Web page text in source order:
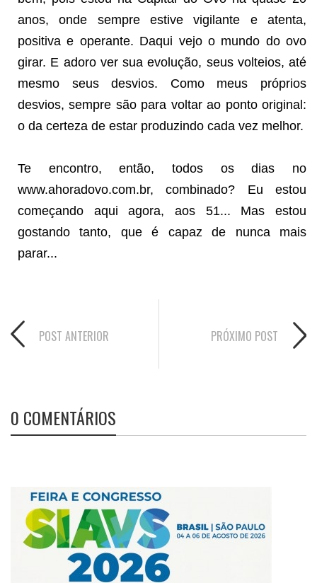
anos, onde sempre estive vigilante e atenta,
positiva e operante. Daqui vejo o mundo do ovo
girar. E adoro ver sua evolução, seus volteios, até
mesmo seus desvios. Como meus próprios
desvios, sempre são para voltar ao ponto original:
o da certeza de estar produzindo cada vez melhor.
Te encontro, então, todos os dias no
www.ahoradovo.com.br, combinado? Eu estou
começando aqui agora, aos 51... Mas estou
gostando tanto, que é capaz de nunca mais
parar...
POST ANTERIOR PRÓXIMO POST
0 COMENTÁRIOS